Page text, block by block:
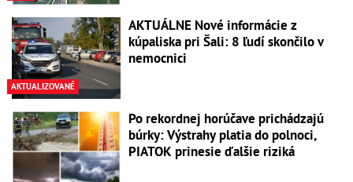
AKTUALIZOVANÉ
AKTUÁLNE Nové informácie z
kúpaliska pri Šali: 8 ľudí skončilo v
nemocnici
Po rekordnej horúčave prichádzajú
búrky: Výstrahy platia do polnoci,
PIATOK prinesie ďalšie riziká